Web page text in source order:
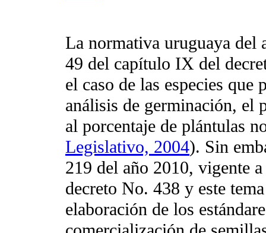
La normativa uruguaya del
49 del capítulo IX del
el caso de las especies
análisis de germinación, el
al porcentaje de plántulas
Legislativo, 2004). Sin
219 del año 2010, vigente
decreto No. 438 y este
elaboración de los